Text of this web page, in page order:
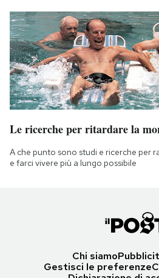
Le ricerche per ritardare la
A che punto sono studi e ricerche per
e farci vivere più a lungo possibile
Chi siamo
Gestisci le preferenze